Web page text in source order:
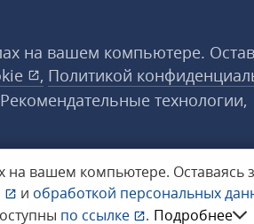
на вашем компьютере. Оставаясь
и обработкой персональных
по ссылке . Подробнее
на вашем компьютере.
, Политикой
технологии,